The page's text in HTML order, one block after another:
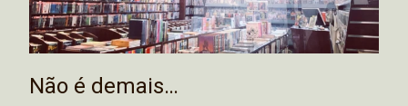
Não é demais…